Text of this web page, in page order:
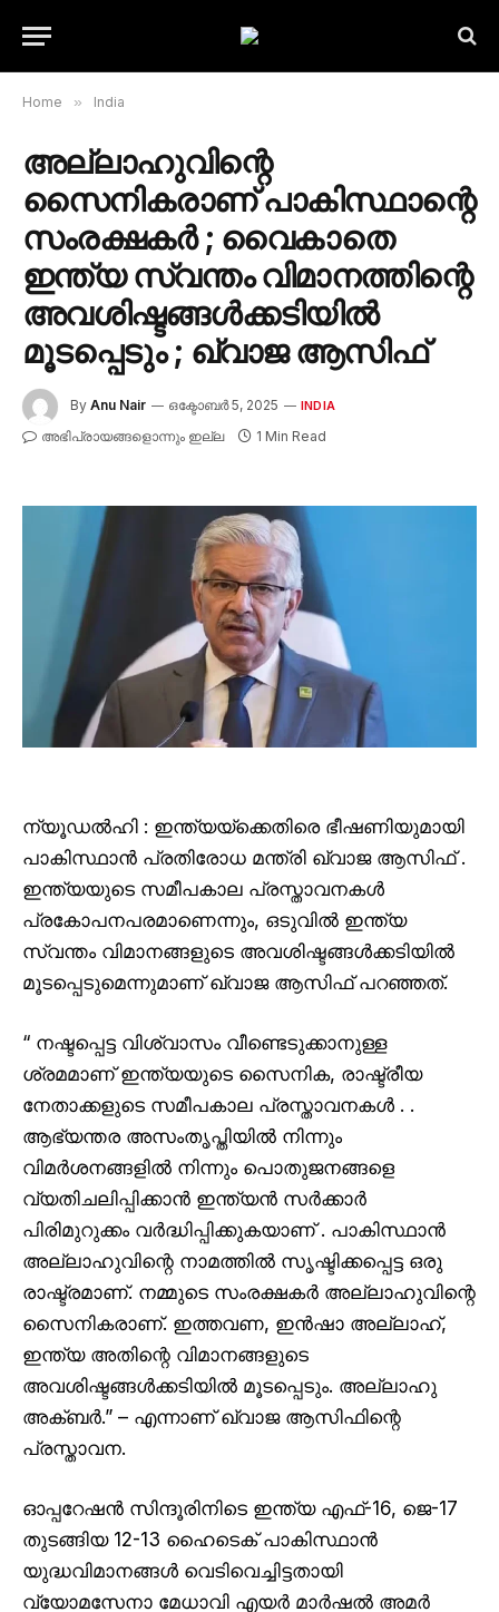
Home » India
അല്ലാഹുവിന്റെ
സൈനികരാണ് പാകിസ്ഥാന്റെ
സംരക്ഷകർ ; വൈകാതെ
ഇന്ത്യ സ്വന്തം വിമാനത്തിന്റെ
അവശിഷ്ടങ്ങൾക്കടിയിൽ
മൂടപ്പെടും ; ഖ്വാജ ആസിഫ്
By Anu Nair ഒക്ടോബർ 5, 2025 INDIA
അഭിപ്രായങ്ങളൊന്നും ഇല്ല 1 Min Read
ന്യൂഡൽഹി : ഇന്ത്യയ്ക്കെതിരെ ഭീഷണിയുമായി
പാകിസ്ഥാൻ പ്രതിരോധ മന്ത്രി ഖ്വാജ ആസിഫ് .
ഇന്ത്യയുടെ സമീപകാല പ്രസ്താവനകൾ
പ്രകോപനപരമാണെന്നും, ഒടുവിൽ ഇന്ത്യ
സ്വന്തം വിമാനങ്ങളുടെ അവശിഷ്ടങ്ങൾക്കടിയിൽ
മൂടപ്പെടുമെന്നുമാണ് ഖ്വാജ ആസിഫ് പറഞ്ഞത്.
“ നഷ്ടപ്പെട്ട വിശ്വാസം വീണ്ടെടുക്കാനുള്ള
ശ്രമമാണ് ഇന്ത്യയുടെ സൈനിക, രാഷ്ട്രീയ
നേതാക്കളുടെ സമീപകാല പ്രസ്താവനകൾ . .
ആഭ്യന്തര അസംതൃപ്തിയിൽ നിന്നും
വിമർശനങ്ങളിൽ നിന്നും പൊതുജനങ്ങളെ
വ്യതിചലിപ്പിക്കാൻ ഇന്ത്യൻ സർക്കാർ
പിരിമുറുക്കം വർദ്ധിപ്പിക്കുകയാണ് . പാകിസ്ഥാൻ
അല്ലാഹുവിന്റെ നാമത്തിൽ സൃഷ്ടിക്കപ്പെട്ട ഒരു
രാഷ്ട്രമാണ്. നമ്മുടെ സംരക്ഷകർ അല്ലാഹുവിന്റെ
സൈനികരാണ്. ഇത്തവണ, ഇൻഷാ അല്ലാഹ്,
ഇന്ത്യ അതിന്റെ വിമാനങ്ങളുടെ
അവശിഷ്ടങ്ങൾക്കടിയിൽ മൂടപ്പെടും. അല്ലാഹു
അക്ബർ.” – എന്നാണ് ഖ്വാജ ആസിഫിന്റെ
പ്രസ്താവന.
ഓപ്പറേഷൻ സിന്ദൂരിനിടെ ഇന്ത്യ എഫ്-16, ജെ-17
തുടങ്ങിയ 12-13 ഹൈടെക് പാകിസ്ഥാൻ
യുദ്ധവിമാനങ്ങൾ വെടിവെച്ചിട്ടതായി
വ്യോമസേനാ മേധാവി എയർ മാർഷൽ അമർ